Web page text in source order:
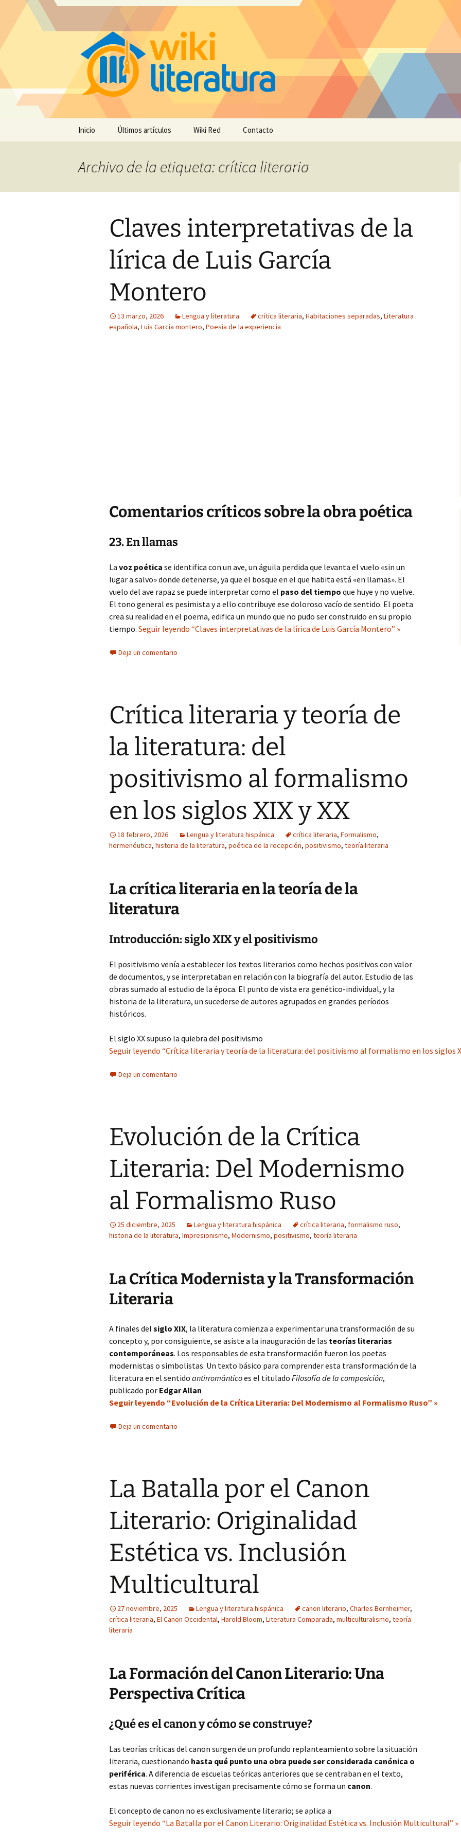
Inicio Últimos artículos Wiki Red Contacto
Archivo de la etiqueta: crítica literaria
Claves interpretativas de la
lírica de Luis García
Montero
13 marzo, 2026 Lengua y literatura crítica literaria, Habitaciones separadas, Literatura
española, Luis García montero, Poesia de la experiencia
Comentarios críticos sobre la obra poética
23. En llamas
La voz poética se identifica con un ave, un águila perdida que levanta el vuelo «sin un
lugar a salvo» donde detenerse, ya que el bosque en el que habita está «en llamas». El
vuelo del ave rapaz se puede interpretar como el paso del tiempo que huye y no vuelve.
El tono general es pesimista y a ello contribuye ese doloroso vacío de sentido. El poeta
crea su realidad en el poema, edifica un mundo que no pudo ser construido en su propio
tiempo. Seguir leyendo “Claves interpretativas de la lírica de Luis García Montero” »
Deja un comentario
Crítica literaria y teoría de
la literatura: del
positivismo al formalismo
en los siglos XIX y XX
18 febrero, 2026 Lengua y literatura hispánica crítica literaria, Formalismo,
hermenéutica, historia de la literatura, poética de la recepción, positivismo, teoría literaria
La crítica literaria en la teoría de la
literatura
Introducción: siglo XIX y el positivismo
El positivismo venía a establecer los textos literarios como hechos positivos con valor
de documentos, y se interpretaban en relación con la biografía del autor. Estudio de las
obras sumado al estudio de la época. El punto de vista era genético-individual, y la
historia de la literatura, un sucederse de autores agrupados en grandes períodos
históricos.
El siglo XX supuso la quiebra del positivismo
Seguir leyendo “Crítica literaria y teoría de la literatura: del positivismo al formalismo en los siglos
Deja un comentario
Evolución de la Crítica
Literaria: Del Modernismo
al Formalismo Ruso
25 diciembre, 2025 Lengua y literatura hispánica crítica literaria, formalismo ruso,
historia de la literatura, Impresionismo, Modernismo, positivismo, teoría literaria
La Crítica Modernista y la Transformación
Literaria
A finales del siglo XIX, la literatura comienza a experimentar una transformación de su
concepto y, por consiguiente, se asiste a la inauguración de las teorías literarias
contemporáneas. Los responsables de esta transformación fueron los poetas
modernistas o simbolistas. Un texto básico para comprender esta transformación de la
literatura en el sentido antirrománticoes el titulado Filosofía de la composición,
publicado por Edgar Allan
Seguir leyendo “Evolución de la Crítica Literaria: Del Modernismo al Formalismo Ruso” »
Deja un comentario
La Batalla por el Canon
Literario: Originalidad
Estética vs. Inclusión
Multicultural
27 noviembre, 2025 Lengua y literatura hispánica canon literario, Charles Bernheimer,
crítica literaria, El Canon Occidental, Harold Bloom, Literatura Comparada, multiculturalismo, teoría
literaria
La Formación del Canon Literario: Una
Perspectiva Crítica
¿Qué es el canon y cómo se construye?
Las teorías críticas del canon surgen de un profundo replanteamiento sobre la situación
literaria, cuestionando hasta qué punto una obra puede ser considerada canónica o
periférica. A diferencia de escuelas teóricas anteriores que se centraban en el texto,
estas nuevas corrientes investigan precisamente cómo se forma un canon.
El concepto de canon no es exclusivamente literario; se aplica a
Seguir leyendo “La Batalla por el Canon Literario: Originalidad Estética vs. Inclusión Multicultural” »